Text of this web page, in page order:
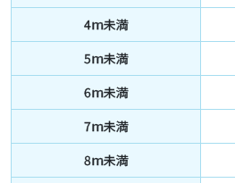
4m未満
5m未満
6m未満
7m未満
8m未満